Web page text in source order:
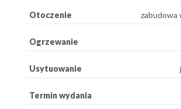
Otoczenie zabudowa
Ogrzewanie
Usytuowanie
Termin wydania